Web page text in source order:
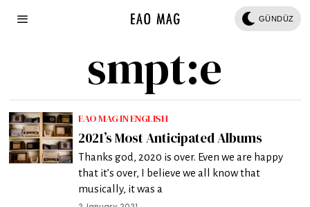
GÜNDÜZ
smpt:e
EAO MAG IN ENGLISH
2021’s Most Anticipated Albums
Thanks god, 2020 is over. Even we are happy
that it’s over, I believe we all know that
musically, it was a